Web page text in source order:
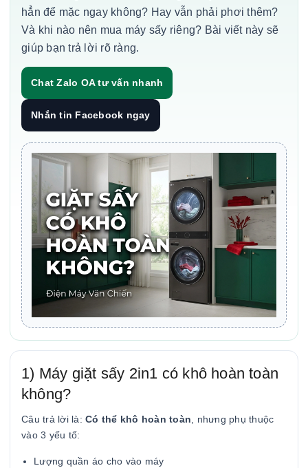
hẳn để mặc ngay không? Hay vẫn phải phơi thêm?
Và khi nào nên mua máy sấy riêng? Bài viết này sẽ
giúp bạn trả lời rõ ràng.
Chat Zalo OA tư vấn nhanh
Nhắn tin Facebook ngay
1) Máy giặt sấy 2in1 có khô hoàn toàn
không?
Câu trả lời là: Có thể khô hoàn toàn , nhưng phụ thuộc
vào 3 yếu tố:
Lượng quần áo cho vào máy